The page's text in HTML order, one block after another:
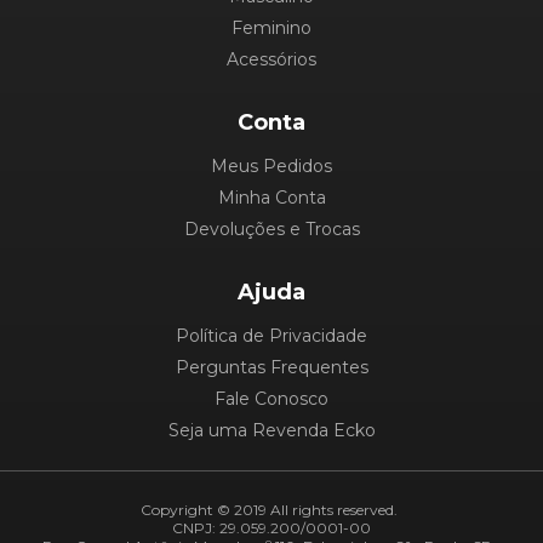
Feminino
Acessórios
Conta
Meus Pedidos
Minha Conta
Devoluções e Trocas
Ajuda
Política de Privacidade
Perguntas Frequentes
Fale Conosco
Seja uma Revenda Ecko
Copyright © 2019 All rights reserved.
CNPJ: 29.059.200/0001-00